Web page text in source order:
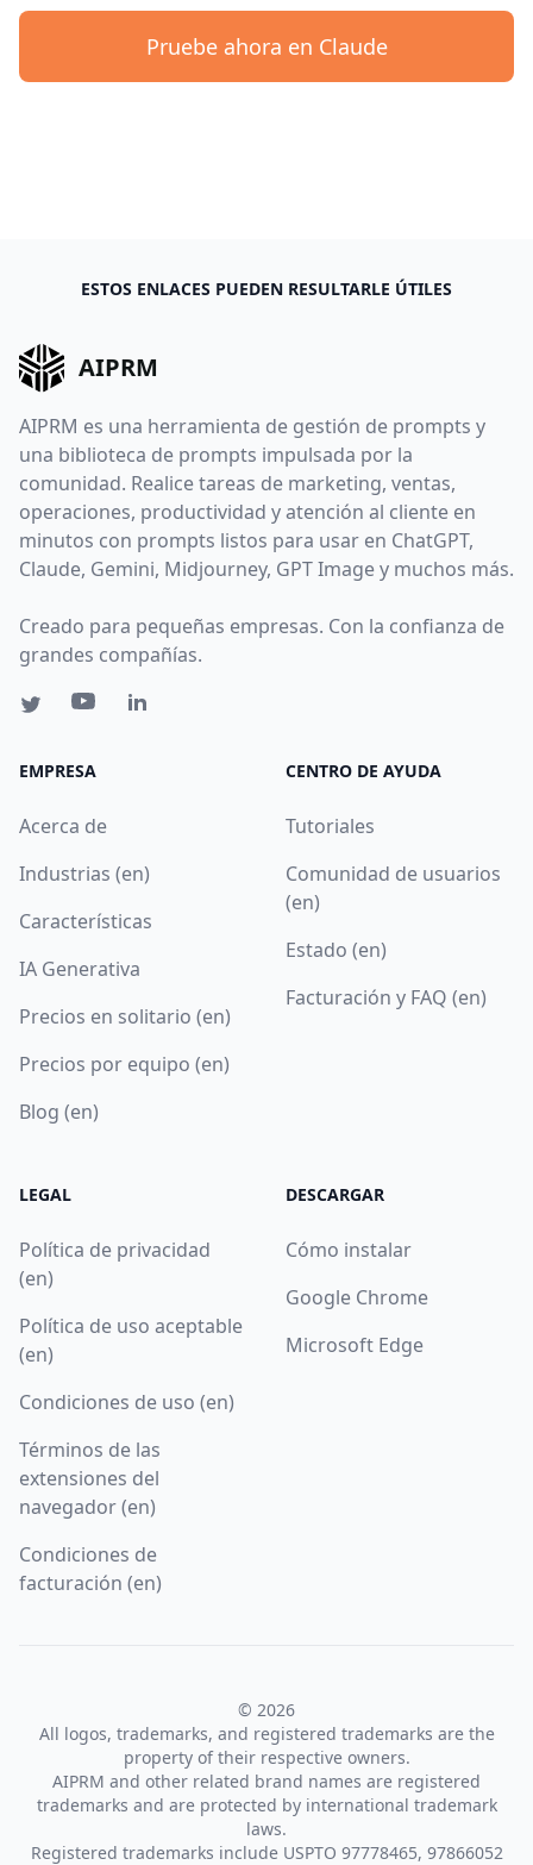
Pruebe ahora en Claude
ESTOS ENLACES PUEDEN RESULTARLE ÚTILES
AIPRM
AIPRM es una herramienta de gestión de prompts y
una biblioteca de prompts impulsada por la
comunidad. Realice tareas de marketing, ventas,
operaciones, productividad y atención al cliente en
minutos con prompts listos para usar en ChatGPT,
Claude, Gemini, Midjourney, GPT Image y muchos más.
Creado para pequeñas empresas. Con la confianza de
grandes compañías.
EMPRESA
Acerca de
Industrias (en)
Características
IA Generativa
Precios en solitario (en)
Precios por equipo (en)
Blog (en)
CENTRO DE AYUDA
Tutoriales
Comunidad de usuarios
(en)
Estado (en)
Facturación y FAQ (en)
LEGAL
Política de privacidad
(en)
Política de uso aceptable
(en)
Condiciones de uso (en)
Términos de las
extensiones del
navegador (en)
Condiciones de
facturación (en)
DESCARGAR
Cómo instalar
Google Chrome
Microsoft Edge
© 2026
All logos, trademarks, and registered trademarks are the
property of their respective owners.
AIPRM and other related brand names are registered
trademarks and are protected by international trademark
laws.
Registered trademarks include USPTO 97778465, 97866052